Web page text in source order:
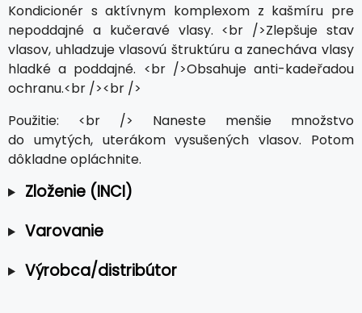
Kondicionér s aktívnym komplexom z kašmíru pre
nepoddajné a kučeravé vlasy. <br />Zlepšuje stav
vlasov, uhladzuje vlasovú štruktúru a zanecháva vlasy
hladké a poddajné. <br />Obsahuje anti-kadeřadou
ochranu.<br /><br />
Použitie: <br /> Naneste menšie množstvo
do umytých, uterákom vysušených vlasov. Potom
dôkladne opláchnite.
Zloženie (INCI)
Varovanie
Výrobca/distribútor